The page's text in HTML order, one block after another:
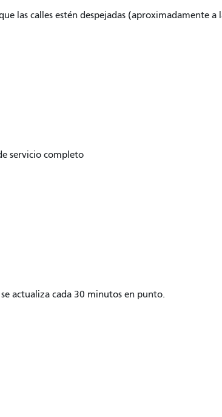
las calles estén despejadas (aproximadamente a
servicio completo
actualiza cada 30 minutos en punto.